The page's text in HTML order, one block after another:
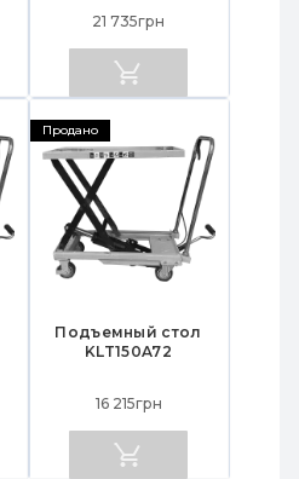
21 735грн
Продано
Подъемный стол
KLT150A72
16 215грн